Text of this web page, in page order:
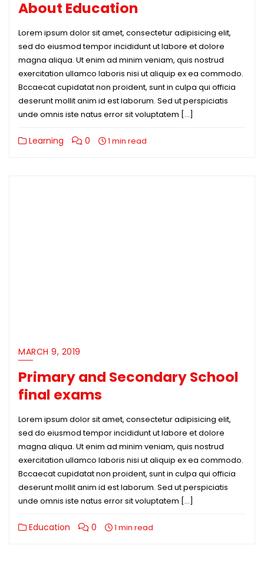
About Education
Lorem ipsum dolor sit amet, consectetur adipisicing elit,
sed do eiusmod tempor incididunt ut labore et dolore
magna aliqua. Ut enim ad minim veniam, quis nostrud
exercitation ullamco laboris nisi ut aliquip ex ea commodo.
Bccaecat cupidatat non proident, sunt in culpa qui officia
deserunt mollit anim id est laborum. Sed ut perspiciatis
unde omnis iste natus error sit voluptatem […]
Learning 0 1 min read
MARCH 9, 2019
Primary and Secondary School
final exams
Lorem ipsum dolor sit amet, consectetur adipisicing elit,
sed do eiusmod tempor incididunt ut labore et dolore
magna aliqua. Ut enim ad minim veniam, quis nostrud
exercitation ullamco laboris nisi ut aliquip ex ea commodo.
Bccaecat cupidatat non proident, sunt in culpa qui officia
deserunt mollit anim id est laborum. Sed ut perspiciatis
unde omnis iste natus error sit voluptatem […]
Education 0 1 min read